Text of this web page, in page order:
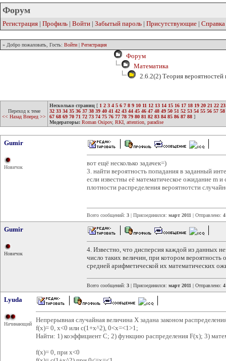
Форум
Регистрация | Профиль | Войти | Забытый пароль | Присутствующие | Справка
» Добро пожаловать, Гость: Войти | Регистрация
Форум
Математика
2.6.2(2) Теория вероятностей
Переход к теме
<< Назад Вперед >>
Несколько страниц [ 1 2 3 4 5 6 7 8 9 10 11 12 13 14 15 16 17 18 19 20 21 22 23
32 33 34 35 36 37 38 39 40 41 42 43 44 45 46 47 48 49 50 51 52 53 54 55 56 57 58
67 68 69 70 71 72 73 74 75 76 77 78 79 80 81 82 83 84 85 86 87 88 ]
Модераторы: Roman Osipov, RKI attention paradise
Gumir
Новичок
вот ещё несколько задачек=)
3. найти вероятность попадания в заданный
если известны её математическое ожидание m
плотности распределения вероятнотсти
Всего сообщений: 3 | Присоединился: март 2011 | Отправлено:
Gumir
Новичок
4. Известно, что дисперсия каждой из данных
число таких величин, при котором
средней арифметической их математических
Всего сообщений: 3 | Присоединился: март 2011 | Отправлено:
Lyuda
Начинающий
Непрерывная случайная величина X задана законом
f(x)= 0, x<0 или с(1+x^2), 0<x=<1>1;
Найти: 1) коэффициент C; 2) функцию распределения F(x); 3)
f(x)= 0, при x<0